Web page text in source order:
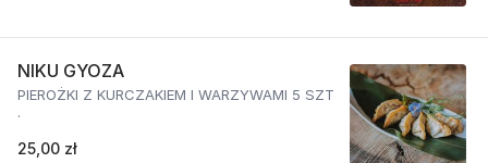
NIKU GYOZA
PIEROŻKI Z KURCZAKIEM I WARZYWAMI 5 SZT
.
25,00 zł